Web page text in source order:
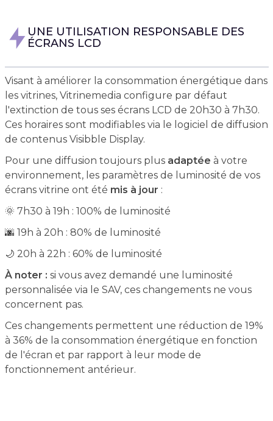
UNE UTILISATION RESPONSABLE DES
ÉCRANS LCD
Visant à améliorer la consommation énergétique dans
les vitrines, Vitrinemedia configure par défaut
l'extinction de tous ses écrans LCD de 20h30 à 7h30.
Ces horaires sont modifiables via le logiciel de diffusion
de contenus Visibble Display.
Pour une diffusion toujours plus adaptée à votre
environnement, les paramètres de luminosité de vos
écrans vitrine ont été mis à jour :
🌞 7h30 à 19h : 100% de luminosité
🌆 19h à 20h : 80% de luminosité
🌙 20h à 22h : 60% de luminosité
À noter : si vous avez demandé une luminosité
personnalisée via le SAV, ces changements ne vous
concernent pas.
Ces changements permettent une réduction de 19%
à 36% de la consommation énergétique en fonction
de l'écran et par rapport à leur mode de
fonctionnement antérieur.